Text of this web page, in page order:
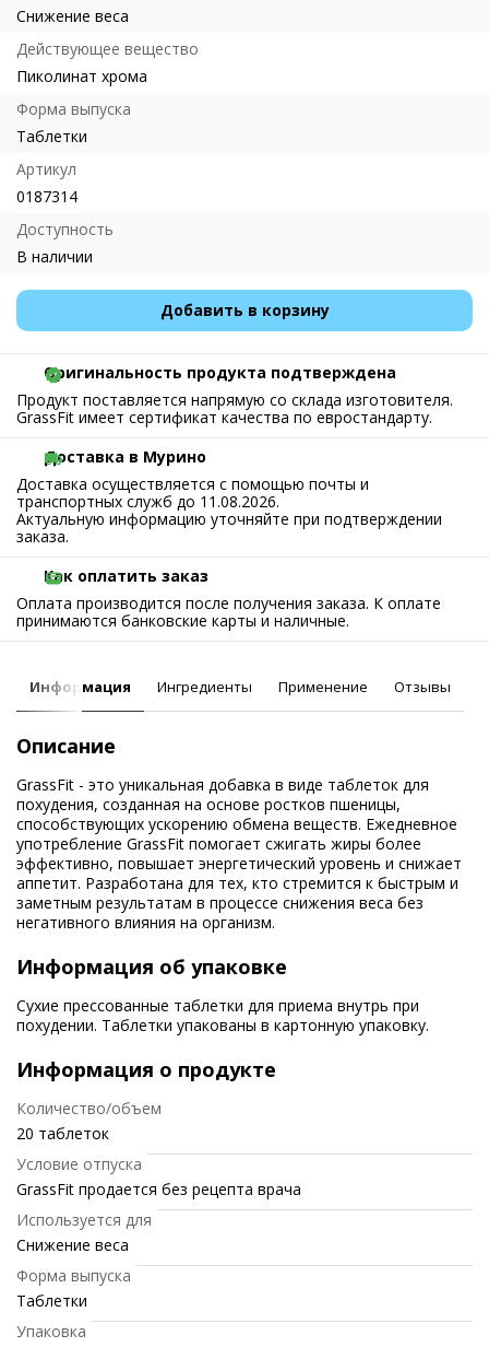
Снижение веса
Действующее вещество
Пиколинат хрома
Форма выпуска
Таблетки
Артикул
0187314
Доступность
В наличии
Добавить в корзину
Оригинальность продукта подтверждена
Продукт поставляется напрямую со склада изготовителя.
GrassFit имеет сертификат качества по евростандарту.
Доставка в Мурино
Доставка осуществляется с помощью почты и
транспортных служб до 11.08.2026.
Актуальную информацию уточняйте при подтверждении
заказа.
Как оплатить заказ
Оплата производится после получения заказа. К оплате
принимаются банковские карты и наличные.
Информация Ингредиенты Применение Отзывы
Описание
GrassFit - это уникальная добавка в виде таблеток для
похудения, созданная на основе ростков пшеницы,
способствующих ускорению обмена веществ. Ежедневное
употребление GrassFit помогает сжигать жиры более
эффективно, повышает энергетический уровень и снижает
аппетит. Разработана для тех, кто стремится к быстрым и
заметным результатам в процессе снижения веса без
негативного влияния на организм.
Информация об упаковке
Сухие прессованные таблетки для приема внутрь при
похудении. Таблетки упакованы в картонную упаковку.
Информация о продукте
Количество/объем
20 таблеток
Условие отпуска
GrassFit продается без рецепта врача
Используется для
Снижение веса
Форма выпуска
Таблетки
Упаковка